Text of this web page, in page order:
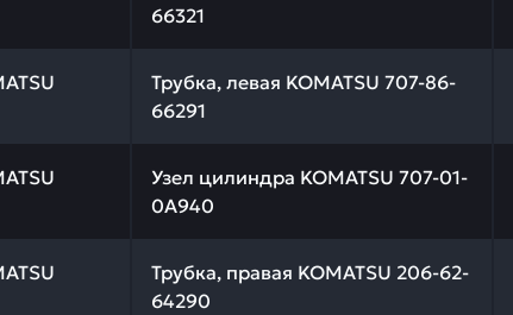
66321
Трубка, левая KOMATSU 707-86-
66291
гарантию качества и профессиональный подбор.
Узел цилиндра KOMATSU 707-01-
0A940
гарантию качества и профессиональный подбор.
Трубка, правая KOMATSU 206-62-
64290
гарантию качества и профессиональный подбор.